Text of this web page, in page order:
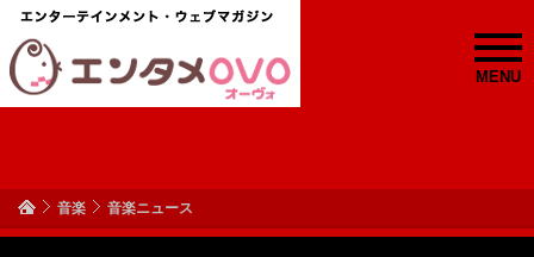
MENU
音楽 音楽ニュース